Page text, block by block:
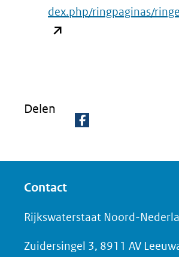
dex.php/ringpaginas/
Delen
e
n
p
Contact
Rijkswaterstaat Noord-
Zuidersingel 3, 8911 AV